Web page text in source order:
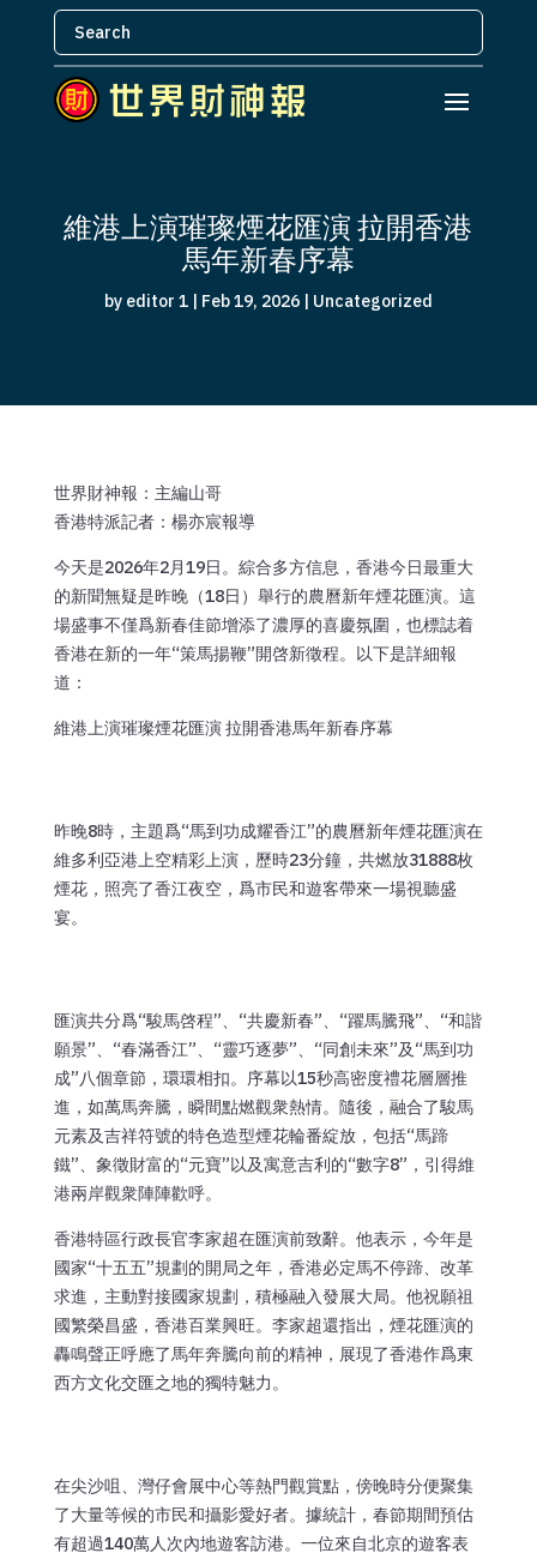
維港上演璀璨煙花匯演 拉開香港
馬年新春序幕
by editor 1| Feb 19, 2026| Uncategorized
世界財神報：主編山哥
香港特派記者：楊亦宸報導
今天是2026年2月19日。綜合多方信息，香港今日最重大
的新聞無疑是昨晚（18日）舉行的農曆新年煙花匯演。這
場盛事不僅爲新春佳節增添了濃厚的喜慶氛圍，也標誌着
香港在新的一年“策馬揚鞭”開啓新徵程。以下是詳細報
道：
維港上演璀璨煙花匯演 拉開香港馬年新春序幕
昨晚8時，主題爲“馬到功成耀香江”的農曆新年煙花匯演在
維多利亞港上空精彩上演，歷時23分鐘，共燃放31888枚
煙花，照亮了香江夜空，爲市民和遊客帶來一場視聽盛
宴。
匯演共分爲“駿馬啓程”、“共慶新春”、“躍馬騰飛”、“和諧
願景”、“春滿香江”、“靈巧逐夢”、“同創未來”及“馬到功
成”八個章節，環環相扣。序幕以15秒高密度禮花層層推
進，如萬馬奔騰，瞬間點燃觀衆熱情。隨後，融合了駿馬
元素及吉祥符號的特色造型煙花輪番綻放，包括“馬蹄
鐵”、象徵財富的“元寶”以及寓意吉利的“數字8”，引得維
港兩岸觀衆陣陣歡呼。
香港特區行政長官李家超在匯演前致辭。他表示，今年是
國家“十五五”規劃的開局之年，香港必定馬不停蹄、改革
求進，主動對接國家規劃，積極融入發展大局。他祝願祖
國繁榮昌盛，香港百業興旺。李家超還指出，煙花匯演的
轟鳴聲正呼應了馬年奔騰向前的精神，展現了香港作爲東
西方文化交匯之地的獨特魅力。
在尖沙咀、灣仔會展中心等熱門觀賞點，傍晚時分便聚集
了大量等候的市民和攝影愛好者。據統計，春節期間預估
有超過140萬人次內地遊客訪港。一位來自北京的遊客表